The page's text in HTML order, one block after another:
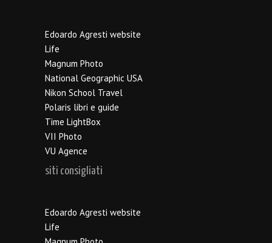
Edoardo Agresti website
Life
Magnum Photo
National Geographic USA
Nikon School Travel
Polaris libri e guide
Time LightBox
VII Photo
VU Agence
siti consigliati
Edoardo Agresti website
Life